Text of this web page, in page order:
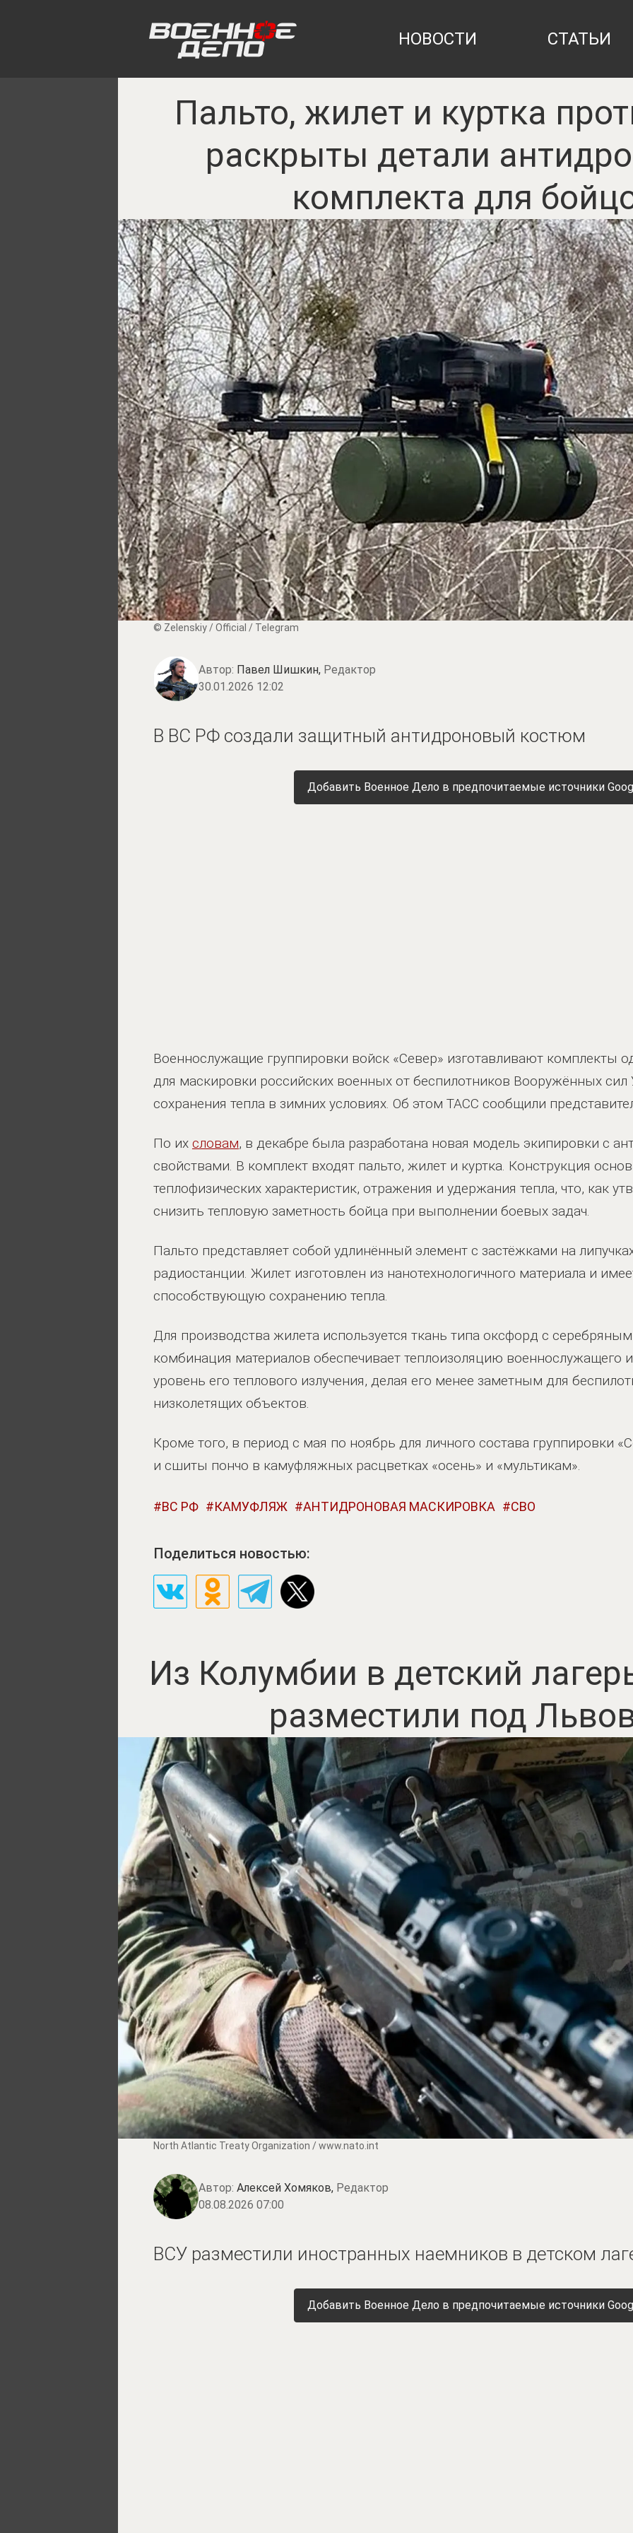
НОВОСТИ СТАТЬИ
Пальто, жилет и куртка
раскрыты детали
комплекта для
© Zеlеnskiу / Оfficiаl / Telegram
Автор: Павел Шишкин, Редактор
30.01.2026 12:02
В ВС РФ создали защитный антидроновый костюм
Добавить Военное Дело в предпочитаемые источники
Военнослужащие группировки войск «Север» изготавливают комплекты
для маскировки российских военных от беспилотников Вооружённых
сохранения тепла в зимних условиях. Об этом ТАСС сообщили
По их словам, в декабре была разработана новая модель экипировки с
свойствами. В комплект входят пальто, жилет и куртка. Конструкция
теплофизических характеристик, отражения и удержания тепла, что, как
снизить тепловую заметность бойца при выполнении боевых задач.
Пальто представляет собой удлинённый элемент с застёжками на
радиостанции. Жилет изготовлен из нанотехнологичного материала и
способствующую сохранению тепла.
Для производства жилета используется ткань типа оксфорд с
комбинация материалов обеспечивает теплоизоляцию военнослужащего
уровень его теплового излучения, делая его менее заметным для
низколетящих объектов.
Кроме того, в период с мая по ноябрь для личного состава группировки
и сшиты пончо в камуфляжных расцветках «осень» и «мультикам».
ВС РФ КАМУФЛЯЖ АНТИДРОНОВАЯ МАСКИРОВКА СВО
Поделиться новостью:
Из Колумбии в детский
разместили под
North Atlantic Treaty Organization / www.nato.int
Автор: Алексей Хомяков, Редактор
08.08.2026 07:00
ВСУ разместили иностранных наемников в детском
Добавить Военное Дело в предпочитаемые источники